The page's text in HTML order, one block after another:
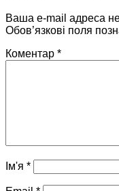
Ваша e-mail адреса
Обов’язкові поля
Коментар *
Ім'я *